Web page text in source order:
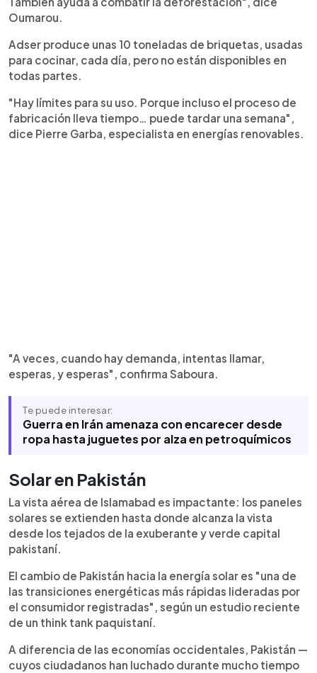
Oumarou.
Adser produce unas 10 toneladas de briquetas, usadas
para cocinar, cada día, pero no están disponibles en
todas partes.
"Hay límites para su uso. Porque incluso el proceso de
fabricación lleva tiempo… puede tardar una semana",
dice Pierre Garba, especialista en energías renovables.
"A veces, cuando hay demanda, intentas llamar,
esperas, y esperas", confirma Saboura.
Te puede interesar:
Guerra en Irán amenaza con encarecer desde
ropa hasta juguetes por alza en petroquímicos
Solar en Pakistán
La vista aérea de Islamabad es impactante: los paneles
solares se extienden hasta donde alcanza la vista
desde los tejados de la exuberante y verde capital
pakistaní.
El cambio de Pakistán hacia la energía solar es "una de
las transiciones energéticas más rápidas lideradas por
el consumidor registradas", según un estudio reciente
de un think tank paquistaní.
A diferencia de las economías occidentales, Pakistán —
cuyos ciudadanos han luchado durante mucho tiempo